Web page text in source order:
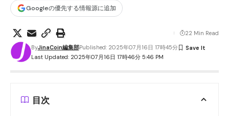
Googleの優先する情報源に追加
Last Updated: 2025年07月16日 17時46分 5:46 PM
ByJinaCoin編集部Published: 2025年07月16日 17時45分
22 Min Read
目次